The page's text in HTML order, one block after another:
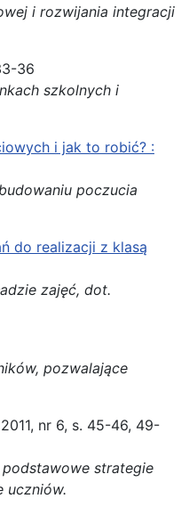
i rozwijania integracji
36
szkolnych i
i jak to robić? :
poczucia
do realizacji z klasą
zajęć, dot.
pozwalające
nr 6, s. 45-46, 49-
podstawowe strategie
uczniów.